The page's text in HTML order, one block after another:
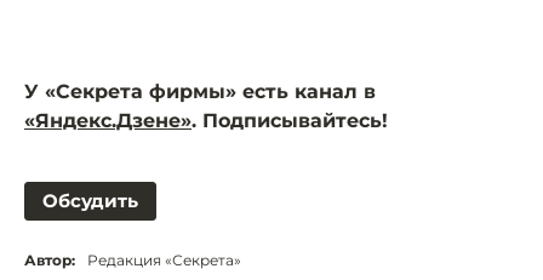
У «Секрета фирмы» есть канал в
«Яндекс.Дзене». Подписывайтесь!
Обсудить
Автор: Редакция «Секрета»